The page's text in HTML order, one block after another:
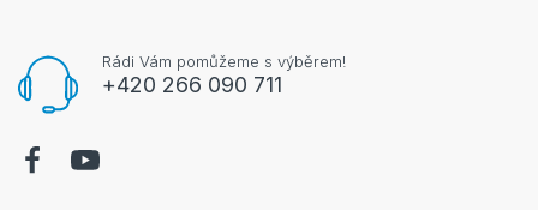
Rádi Vám pomůžeme s výběrem!
+420 266 090 711